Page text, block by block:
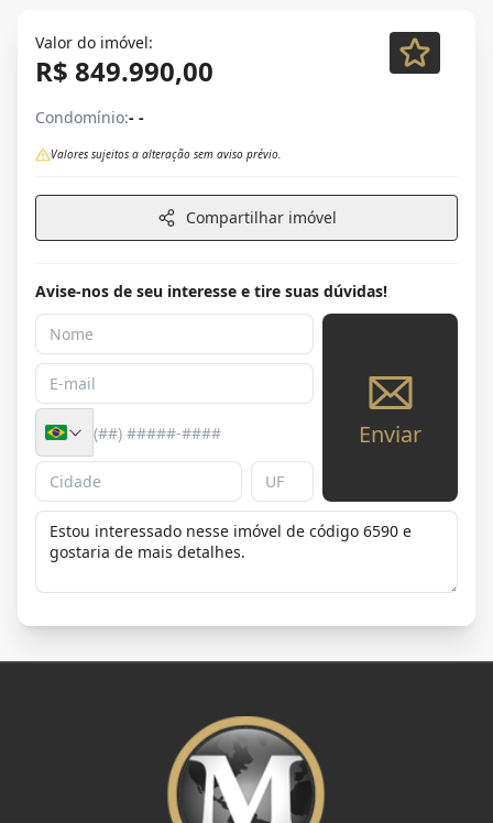
Valor do imóvel:
R$ 849.990,00
Condomínio:- -
Valores sujeitos a alteração sem aviso prévio.
Compartilhar imóvel
Avise-nos de seu interesse e tire suas dúvidas!
Enviar